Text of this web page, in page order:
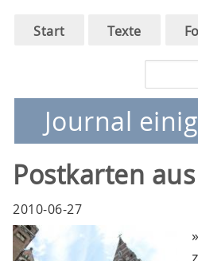
Skip
Main
Start Texte
Journal
Postkarten
2010-06-27